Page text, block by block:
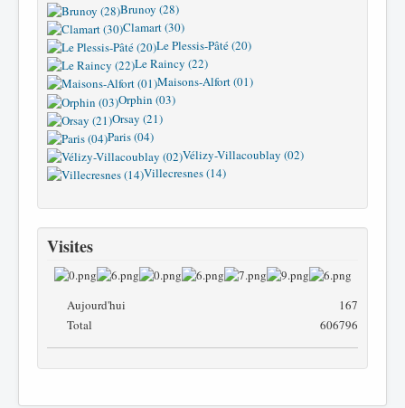
Brunoy (28)
Clamart (30)
Le Plessis-Pâté (20)
Le Raincy (22)
Maisons-Alfort (01)
Orphin (03)
Orsay (21)
Paris (04)
Vélizy-Villacoublay (02)
Villecresnes (14)
Visites
Aujourd'hui
167
Total
606796